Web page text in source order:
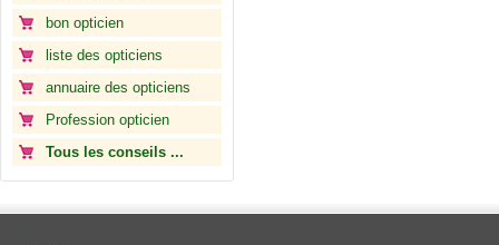
bon opticien
liste des opticiens
annuaire des opticiens
Profession opticien
Tous les conseils ...